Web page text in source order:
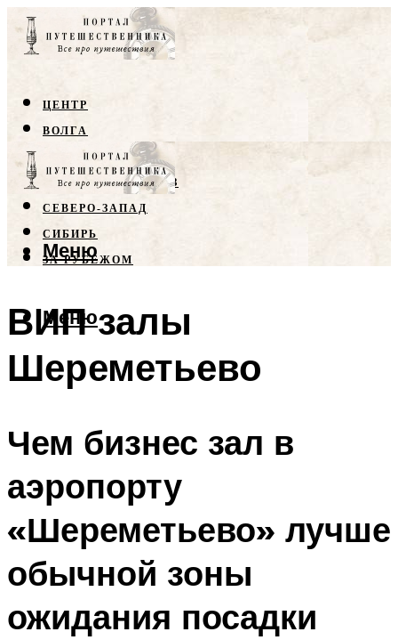
ЦЕНТР
ВОЛГА
КРЫМ
СЕВЕРНЫЙ КАВКАЗ
СЕВЕРО-ЗАПАД
СИБИРЬ
ЗА РУБЕЖОМ
Меню
Меню
ВИП залы
Шереметьево
Чем бизнес зал в
аэропорту
«Шереметьево» лучше
обычной зоны
ожидания посадки